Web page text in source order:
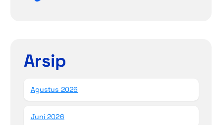
Arsip
Agustus 2026
Juni 2026